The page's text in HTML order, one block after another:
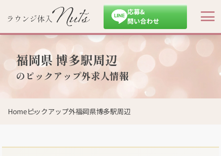
応募&
問い合わせ
福岡県 博多駅周辺
のピックアップ外求人情報
Homeピックアップ外福岡県博多駅周辺